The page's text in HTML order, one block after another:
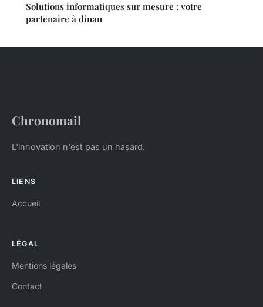
Solutions informatiques sur mesure : votre
partenaire à dinan
Chronomail
L'innovation n'est pas un hasard.
LIENS
Accueil
LÉGAL
Mentions légales
Contact